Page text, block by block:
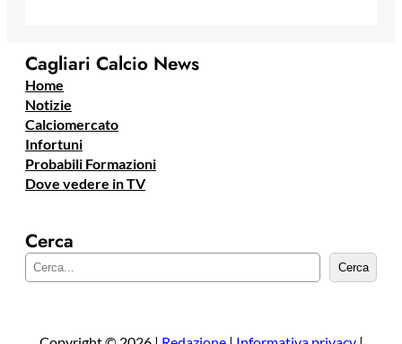
Cagliari Calcio News
Home
Notizie
Calciomercato
Infortuni
Probabili Formazioni
Dove vedere in TV
Cerca
e
a
Cerca